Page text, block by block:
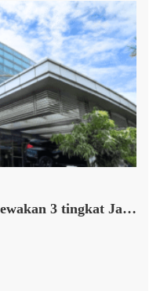
Gedung Kantor Mewah Disewakan 3 tingkat Jalan Asrama Helvetia